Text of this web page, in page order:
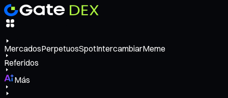
MercadosPerpetuosSpotIntercambiarMeme
Referidos
Más